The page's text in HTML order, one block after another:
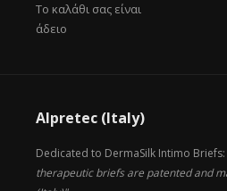
Το καλάθι σας είναι
άδειο
Alpretec (Italy)
Dedicated to DermaSilk Intimo Briefs:
therapeutic briefs are patented and